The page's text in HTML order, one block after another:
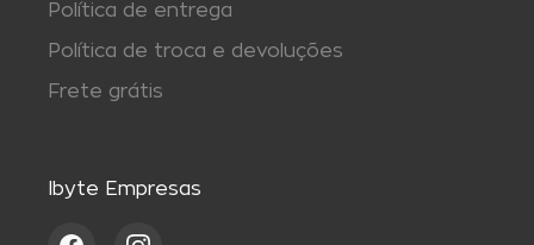
Política de entrega
Política de troca e devoluções
Frete grátis
Ibyte Empresas